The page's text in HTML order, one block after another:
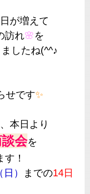
が増えて
訪れ🌸を
したね(^^♪
せです✨
本日より
会を
！
） までの14日